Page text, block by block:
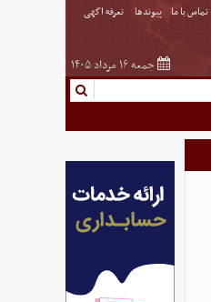
تماس با ما پیوندها تعرفه اگهی
جمعه ۱۶ مرداد ۱۴۰۵